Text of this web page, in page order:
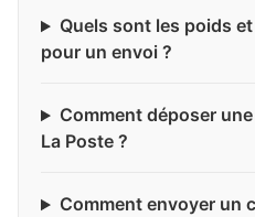
Quels sont les poids
pour un envoi ?
Comment déposer
La Poste ?
Comment envoyer un